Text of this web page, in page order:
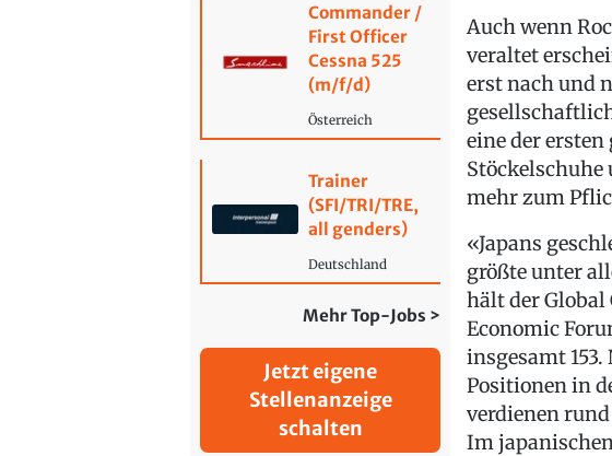
Commander /
First Officer
Cessna 525
(m/f/d)
Österreich
Trainer
(SFI/TRI/TRE,
all genders)
Deutschland
Mehr Top-Jobs >
Jetzt eigene
Stellenanzeige
schalten
Auch wenn
veraltet
erst nach und
eine der
mehr zum
«Japans
größte unter
hält der Global
Economic
insgesamt
Positionen in
verdienen
Im